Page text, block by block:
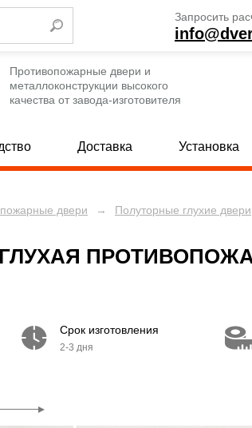
Запросить
Противопожарные двери и
металлоконструкции высокого
качества от завода-изготовителя
[788]
[12]
Однопольные глухие двери [69]
Полуторные двери с МДФ и
Доставка Установка
двери → Полуторные глухие двери
Срок изготовления
2-3 дня